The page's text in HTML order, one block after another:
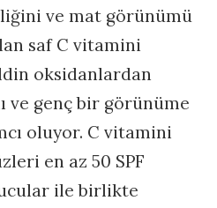
ve mat görünümü
saf C vitamini
oksidanlardan
ve genç bir görünüme
oluyor. C vitamini
en az 50 SPF
ile birlikte